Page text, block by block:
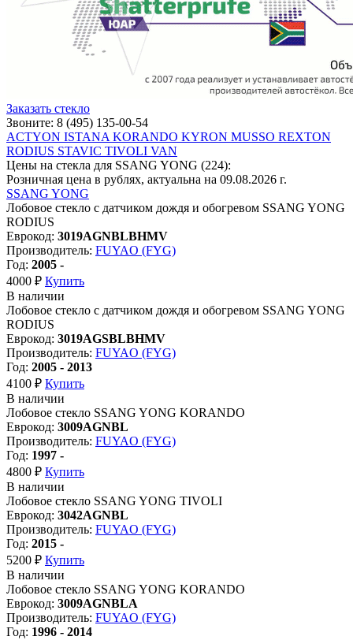
Заказать стекло
Звоните: 8 (495) 135-00-54
ACTYON ISTANA KORANDO KYRON MUSSO REXTON
RODIUS STAVIC TIVOLI VAN
Цены на стекла для SSANG YONG (224):
Розничная цена в рублях, актуальна на 09.08.2026 г.
SSANG YONG
Лобовое стекло с датчиком дождя и обогревом SSANG YONG
RODIUS
Еврокод: 3019AGNBLBHMV
Производитель: FUYAO (FYG)
Год: 2005 -
4000 ₽ Купить
В наличии
Лобовое стекло с датчиком дождя и обогревом SSANG YONG
RODIUS
Еврокод: 3019AGSBLBHMV
Производитель: FUYAO (FYG)
Год: 2005 - 2013
4100 ₽ Купить
В наличии
Лобовое стекло SSANG YONG KORANDO
Еврокод: 3009AGNBL
Производитель: FUYAO (FYG)
Год: 1997 -
4800 ₽ Купить
В наличии
Лобовое стекло SSANG YONG TIVOLI
Еврокод: 3042AGNBL
Производитель: FUYAO (FYG)
Год: 2015 -
5200 ₽ Купить
В наличии
Лобовое стекло SSANG YONG KORANDO
Еврокод: 3009AGNBLA
Производитель: FUYAO (FYG)
Год: 1996 - 2014